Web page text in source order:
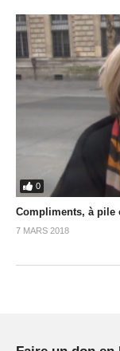
0
Compliments, à pile
7 MARS 2018